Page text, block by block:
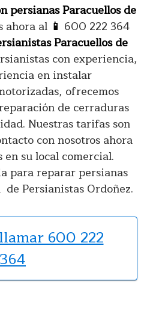
persianas Paracuellos de
al 📱 600 222 364
Paracuellos de
con experiencia,
en instalar
ofrecemos
de cerraduras
Nuestras tarifas son
con nosotros ahora
su local comercial.
para reparar persianas
de Persianistas Ordoñez.
600 222
364